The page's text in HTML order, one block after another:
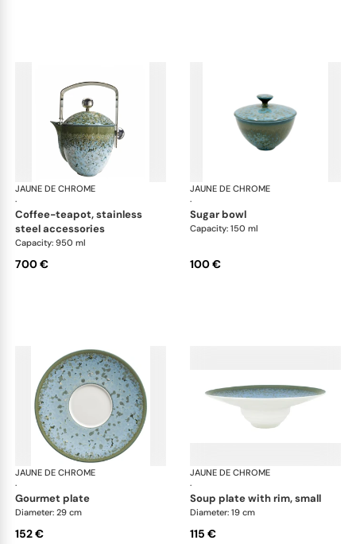
JAUNE DE CHROME
·
Nymphéa
coffee-teapot, stainless
steel accessories
Capacity: 950 ml
700 €
JAUNE DE CHROME
·
sugar bowl
Capacity: 150 ml
100 €
JAUNE DE CHROME
·
Nymphéa
gourmet plate
Diameter: 29 cm
152 €
JAUNE DE CHROME
·
soup plate with rim, small
Diameter: 19 cm
115 €